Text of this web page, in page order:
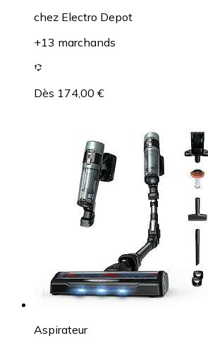
chez Electro Depot
+13 marchands
Dès 174,00 €
Aspirateur